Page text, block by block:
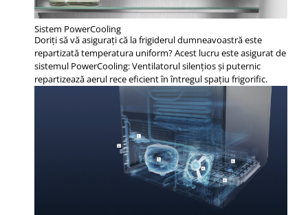
Sistem PowerCooling
Doriţi să vă asiguraţi că la frigiderul dumneavoastră este
repartizată temperatura uniform? Acest lucru este asigurat de
sistemul PowerCooling: Ventilatorul silenţios şi puternic
repartizează aerul rece eficient în întregul spaţiu frigorific.